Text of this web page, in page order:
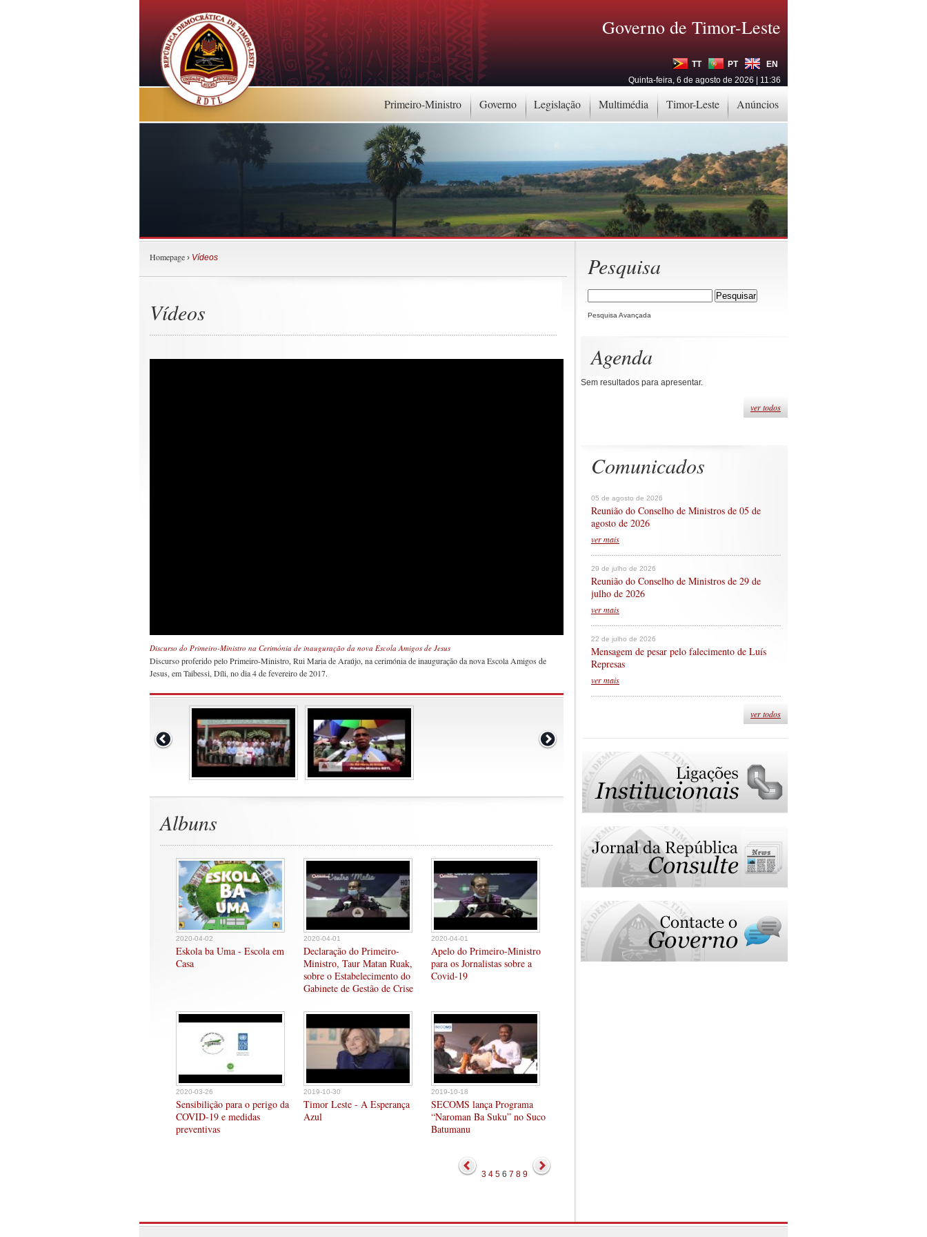
Primeiro-Ministro Governo Legislação Multimédia Timor-Leste Anúncios
Governo de Timor-Leste
TT PT
EN
Quinta-feira, 6 de agosto de 2026 | 11:36
Pesquisa
Pesquisa Avançada
Agenda
Sem resultados para apresentar.
ver todos
Comunicados
05 de agosto de 2026
Reunião do Conselho de Ministros de 05 de
agosto de 2026
ver mais
29 de julho de 2026
Reunião do Conselho de Ministros de 29 de
julho de 2026
ver mais
22 de julho de 2026
Mensagem de pesar pelo falecimento de Luís
Represas
ver mais
ver todos
Homepage › Vídeos
Vídeos
Discurso do Primeiro-Ministro na Cerimónia de inauguração da nova Escola Amigos de Jesus
Discurso proferido pelo Primeiro-Ministro, Rui Maria de Araújo, na cerimónia de inauguração da nova Escola Amigos de
Jesus, em Taibessi, Díli, no dia 4 de fevereiro de 2017.
Albuns
2020-04-02
Eskola ba Uma - Escola em
Casa
2020-04-01
Declaração do Primeiro-
Ministro, Taur Matan Ruak,
sobre o Estabelecimento do
Gabinete de Gestão de Crise
2020-04-01
Apelo do Primeiro-Ministro
para os Jornalistas sobre a
Covid-19
2020-03-26
Sensibilição para o perigo da
COVID-19 e medidas
preventivas
2019-10-30
Timor Leste - A Esperança
Azul
2019-10-18
SECOMS lança Programa
“Naroman Ba Suku” no Suco
Batumanu
3 4 5 6 7 8 9